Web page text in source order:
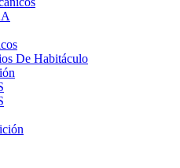
De Habitáculo